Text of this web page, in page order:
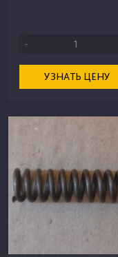
-
УЗНАТЬ ЦЕНУ